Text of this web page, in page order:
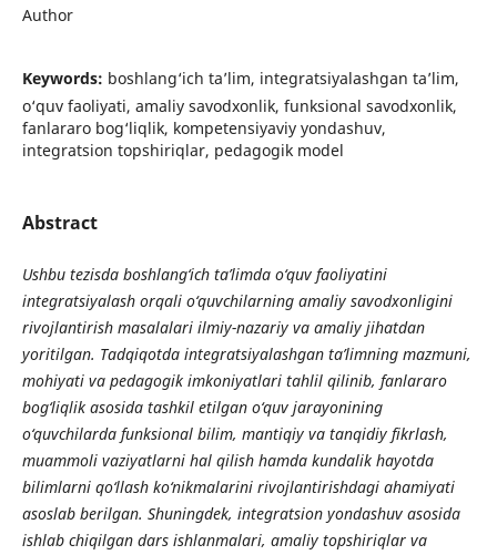
Author
Keywords: boshlang‘ich ta’lim, integratsiyalashgan ta’lim,
o‘quv faoliyati, amaliy savodxonlik, funksional savodxonlik,
fanlararo bog‘liqlik, kompetensiyaviy yondashuv,
integratsion topshiriqlar, pedagogik model
Abstract
Ushbu tezisda boshlang‘ich ta’limda o‘quv faoliyatini
integratsiyalash orqali o‘quvchilarning amaliy savodxonligini
rivojlantirish masalalari ilmiy-nazariy va amaliy jihatdan
yoritilgan. Tadqiqotda integratsiyalashgan ta’limning mazmuni,
mohiyati va pedagogik imkoniyatlari tahlil qilinib, fanlararo
bog‘liqlik asosida tashkil etilgan o‘quv jarayonining
o‘quvchilarda funksional bilim, mantiqiy va tanqidiy fikrlash,
muammoli vaziyatlarni hal qilish hamda kundalik hayotda
bilimlarni qo‘llash ko‘nikmalarini rivojlantirishdagi ahamiyati
asoslab berilgan. Shuningdek, integratsion yondashuv asosida
ishlab chiqilgan dars ishlanmalari, amaliy topshiriqlar va